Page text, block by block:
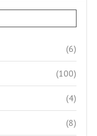
(6)
(100)
(4)
(8)